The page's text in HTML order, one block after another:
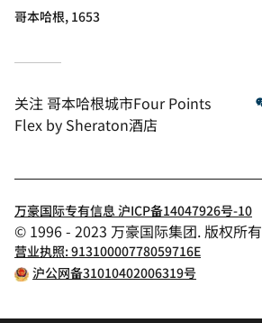
哥本哈根, 1653
关注 哥本哈根城市Four Points
Flex by Sheraton酒店
万豪国际专有信息 沪ICP备14047926号-10
© 1996 - 2023 万豪国际集团. 版权所有
营业执照: 91310000778059716E
沪公网备31010402006319号